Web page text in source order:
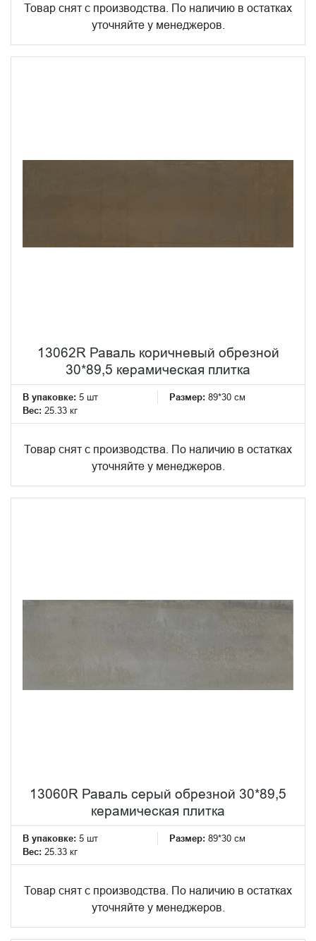
Товар снят с производства. По наличию в остатках
уточняйте у менеджеров.
13062R Раваль коричневый обрезной
30*89,5 керамическая плитка
В упаковке: 5 шт Размер: 89*30 см
Вес: 25.33 кг
Товар снят с производства. По наличию в остатках
уточняйте у менеджеров.
13060R Раваль серый обрезной 30*89,5
керамическая плитка
В упаковке: 5 шт Размер: 89*30 см
Вес: 25.33 кг
Товар снят с производства. По наличию в остатках
уточняйте у менеджеров.